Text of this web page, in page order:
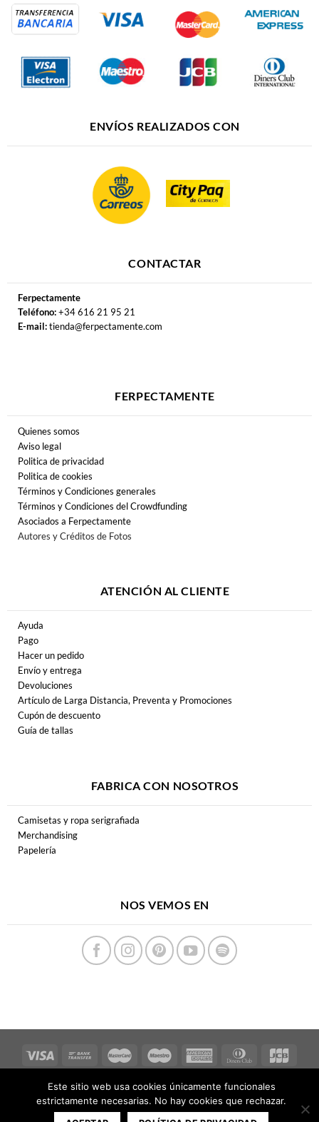
ENVÍOS REALIZADOS CON
CONTACTAR
Ferpectamente
Teléfono:+34 616 21 95 21
E-mail:tienda@ferpectamente.com
FERPECTAMENTE
Quienes somos
Aviso legal
Politica de privacidad
Politica de cookies
Términos y Condiciones generales
Términos y Condiciones del Crowdfunding
Asociados a Ferpectamente
Autores y Créditos de Fotos
ATENCIÓN AL CLIENTE
Ayuda
Pago
Hacer un pedido
Envío y entrega
Devoluciones
Artículo de Larga Distancia, Preventa y Promociones
Cupón de descuento
Guía de tallas
FABRICA CON NOSOTROS
Camisetas y ropa serigrafiada
Merchandising
Papelería
NOS VEMOS EN
Copyright 2026 ©FERPECTAMENTE
Este sitio web usa cookies únicamente funcionales
estrictamente necesarias. No hay cookies que rechazar.